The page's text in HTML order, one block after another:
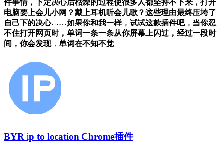
件事情，下定决心后枯燥的过程使很多人都坚持不下来，打开
电脑要上会儿小网？戴上耳机听会儿歌？这些理由最终压垮了
自己下的决心……如果你和我一样，试试这款插件吧，当你忍
不住打开网页时，单词一条一条从你屏幕上闪过，经过一段时
间，你会发现，单词在不知不觉
BYR ip to location Chrome插件